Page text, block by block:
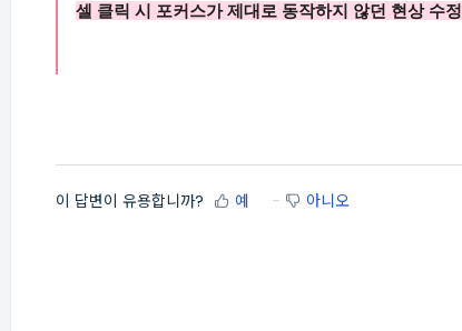
셀 클릭 시 포커스가 제대로 동작하지 않던 현상 수정
이 답변이 유용합니까? 예 아니오